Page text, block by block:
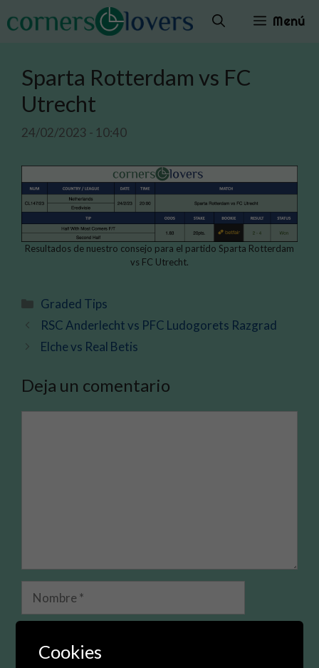
al
Menú
Sparta Rotterdam vs FC
Utrecht
24/02/2023 - 10:40
Resultados de nuestro consejo para el partido Sparta Rotterdam
vs FC Utrecht.
Categorías
Graded Tips
RSC Anderlecht vs PFC Ludogorets Razgrad
Elche vs Real Betis
Deja un comentario
electrónico
Cookies